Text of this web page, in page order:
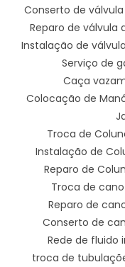
Conserto de
Reparo de válvula
Instalação de
Serviço de
Caça
Colocação de
Troca de
Instalação de
Reparo de
Troca de
Reparo de
Conserto de
Rede de fluido
troca de